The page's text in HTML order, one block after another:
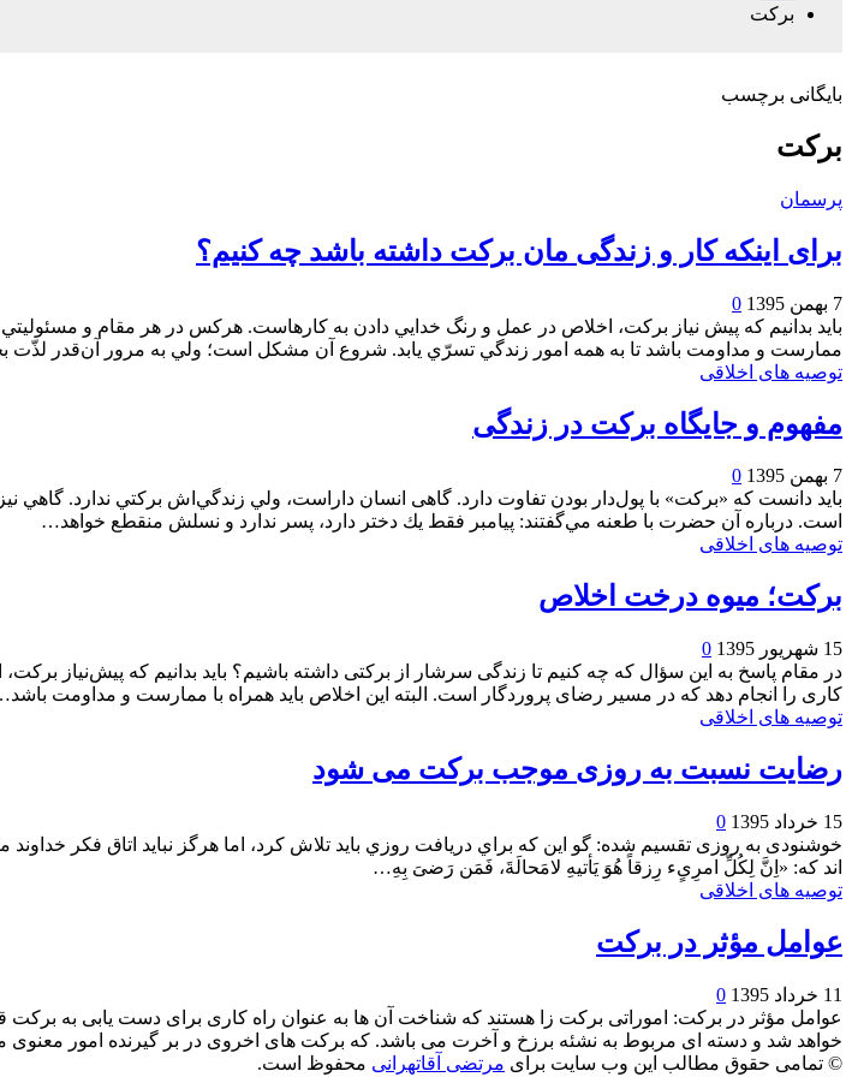
برکت
بایگانی برچسب
برکت
پرسمان
برای اینکه کار و زندگی مان برکت داشته باشد چه کنیم؟
7 بهمن 1395
0
بايد بدانيم كه پيش نياز بركت، اخلاص در عمل و رنگ خدايي دادن به كارهاست. هركس در هر مقام و
ممارست و مداومت باشد تا به همه امور زندگي تسرّي يابد. شروع آن مشكل است؛ ولي به مرور آن‌قدر
توصیه های اخلاقی
مفهوم و جایگاه برکت در زندگی
7 بهمن 1395
0
بايد دانست كه «بركت» با پول‌دار بودن تفاوت دارد. گاهی انسان داراست، ولي زندگي‌اش بركتي ندارد. گاهي
است. درباره آن حضرت با طعنه مي‌گفتند: پيامبر فقط يك دختر دارد، پسر ندارد و نسلش منقطع خواهد…
توصیه های اخلاقی
برکت؛ میوه درخت اخلاص
15 شهریور 1395
0
در مقام پاسخ به اين سؤال كه چه كنيم تا زندگی سرشار از بركتی داشته باشيم؟ بايد بدانيم كه پیش‌نیاز
كاری را انجام دهد كه در مسير رضای پروردگار است. البته اين اخلاص بايد همراه با ممارست و مداومت
توصیه های اخلاقی
رضایت نسبت به روزی موجب برکت می شود
15 خرداد 1395
0
خوشنودی به روزی تقسيم شده: گو اين كه براي دريافت روزي بايد تلاش كرد، اما هرگز نبايد اتاق فكر خداوند
اند كه: «اِنَّ لِكُلِّ امرِىٍ‏ء رِزقاً هُوَ يَأتيهِ لامَحالَةَ، فَمَن رَضىَ بِهِ…
توصیه های اخلاقی
عوامل مؤثر در برکت
11 خرداد 1395
0
عوامل مؤثر در بركت: اموراتی بركت زا هستند كه شناخت آن ها به عنوان راه كاری برای دست يابی به
خواهد شد و دسته ای مربوط به نشئه برزخ و آخرت می باشد. كه برکت های اخروی در بر گیرنده امور
© تمامی حقوق مطالب این وب سایت برای مرتضی آقاتهرانی محفوظ است.